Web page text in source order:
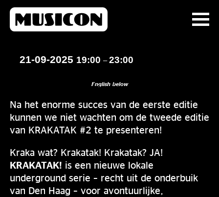
21-09-2025 19:00 –23:00
English below
Na het enorme succes van de eerste editie
kunnen we niet wachten om de tweede editie
van KRAKATAK #2 te presenteren!
Kraka wat? Krakatak! Krakatak? JA!
KRAKATAK! is een nieuwe lokale
underground serie – recht uit de onderbuik
van Den Haag – voor avontuurlijke,